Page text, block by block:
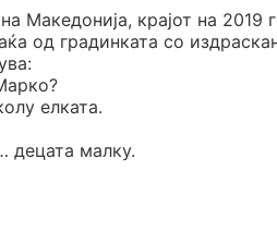
Македонија, крајот на 2019
од градинката со
елката.
децата малку.